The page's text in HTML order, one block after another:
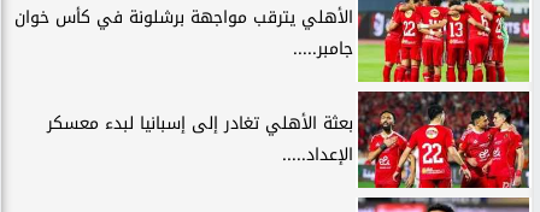
الأهلي يترقب مواجهة برشلونة في كأس خوان
جامبر.....
بعثة الأهلي تغادر إلى إسبانيا لبدء معسكر
الإعداد.....